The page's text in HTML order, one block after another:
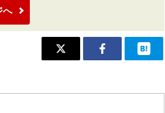
へ